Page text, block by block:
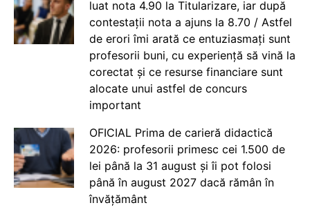
luat nota 4.90 la Titularizare, iar după
contestații nota a ajuns la 8.70 / Astfel
de erori îmi arată ce entuziasmați sunt
profesorii buni, cu experiență să vină la
corectat și ce resurse financiare sunt
alocate unui astfel de concurs
important
OFICIAL Prima de carieră didactică
2026: profesorii primesc cei 1.500 de
lei până la 31 august și îi pot folosi
până în august 2027 dacă rămân în
învățământ